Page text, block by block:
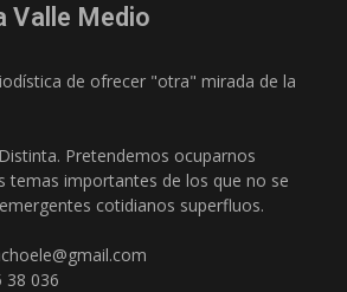
Valle Medio
de ofrecer "otra" mirada de la
Pretendemos ocuparnos
temas importantes de los que no se
cotidianos superfluos.
38 036